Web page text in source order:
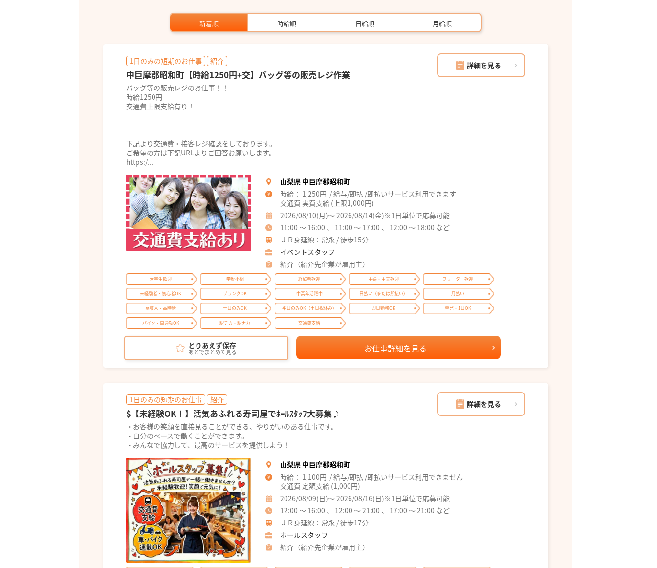
新着順 時給順 日給順 月給順
1日のみの短期のお仕事 紹介 詳細を見る
中巨摩郡昭和町【時給1250円+交】バッグ等の販売レジ作業
バッグ等の販売レジのお仕事！！
時給1250円
交通費上限支給有り！
下記より交通費・接客レジ確認をしております。
ご希望の方は下記URLよりご回答お願いします。
https:/...
山梨県 中巨摩郡昭和町
時給： 1,250円 / 給与/即払 /即払いサービス利用できます
交通費 実費支給 (上限1,000円)
2026/08/10(月)～ 2026/08/14(金)※1日単位で応募可能
11:00 ～ 16:00 、 11:00 ～ 17:00 、 12:00 ～ 18:00 など
ＪＲ身延線：常永 / 徒歩15分
イベントスタッフ
紹介（紹介先企業が雇用主）
大学生歓迎 学歴不問 経験者歓迎 主婦・主夫歓迎 フリーター歓迎
未経験者・初心者OK ブランクOK 中高年活躍中 日払い（または即払い） 月払い
高収入・高時給 土日のみOK 平日のみOK（土日祝休み） 即日勤務OK 単発・1日OK
バイク・車通勤OK 駅チカ・駅ナカ 交通費支給
とりあえず保存
あとでまとめて見る お仕事詳細を見る
1日のみの短期のお仕事 紹介 詳細を見る
$【未経験OK！】活気あふれる寿司屋でﾎｰﾙｽﾀｯﾌ大募集♪
・お客様の笑顔を直接見ることができる、やりがいのある仕事です。
・自分のペースで働くことができます。
・みんなで協力して、最高のサービスを提供しよう！
山梨県 中巨摩郡昭和町
時給： 1,100円 / 給与/即払 /即払いサービス利用できません
交通費 定額支給 (1,000円)
2026/08/09(日)～ 2026/08/16(日)※1日単位で応募可能
12:00 ～ 16:00 、 12:00 ～ 21:00 、 17:00 ～ 21:00 など
ＪＲ身延線：常永 / 徒歩17分
ホールスタッフ
紹介（紹介先企業が雇用主）